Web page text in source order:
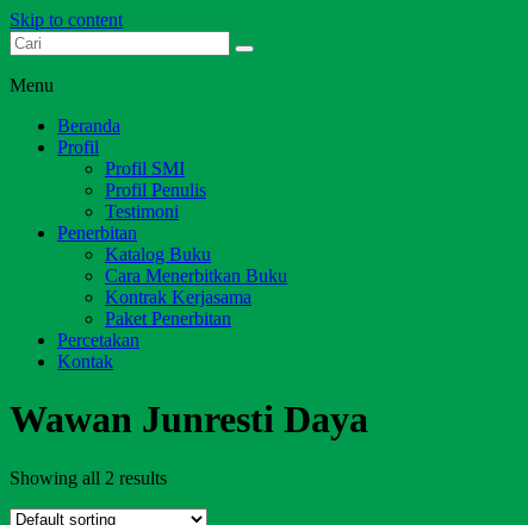
Skip to content
Dari Jambi untuk Indonesia
Menu
Beranda
Profil
Profil SMI
Profil Penulis
Testimoni
Penerbitan
Katalog Buku
Cara Menerbitkan Buku
Kontrak Kerjasama
Paket Penerbitan
Percetakan
Kontak
Wawan Junresti Daya
Showing all 2 results